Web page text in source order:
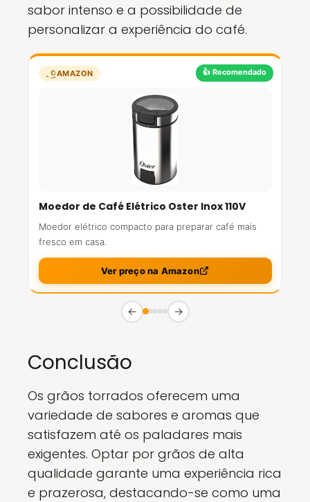
sabor intenso e a possibilidade de
personalizar a experiência do café.
👍 Recomendado
AMAZON
Moedor de Café Elétrico Oster Inox 110V
Moedor elétrico compacto para preparar café mais
fresco em casa.
Ver preço na Amazon
← →
Conclusão
Os grãos torrados oferecem uma
variedade de sabores e aromas que
satisfazem até os paladares mais
exigentes. Optar por grãos de alta
qualidade garante uma experiência rica
e prazerosa, destacando-se como uma